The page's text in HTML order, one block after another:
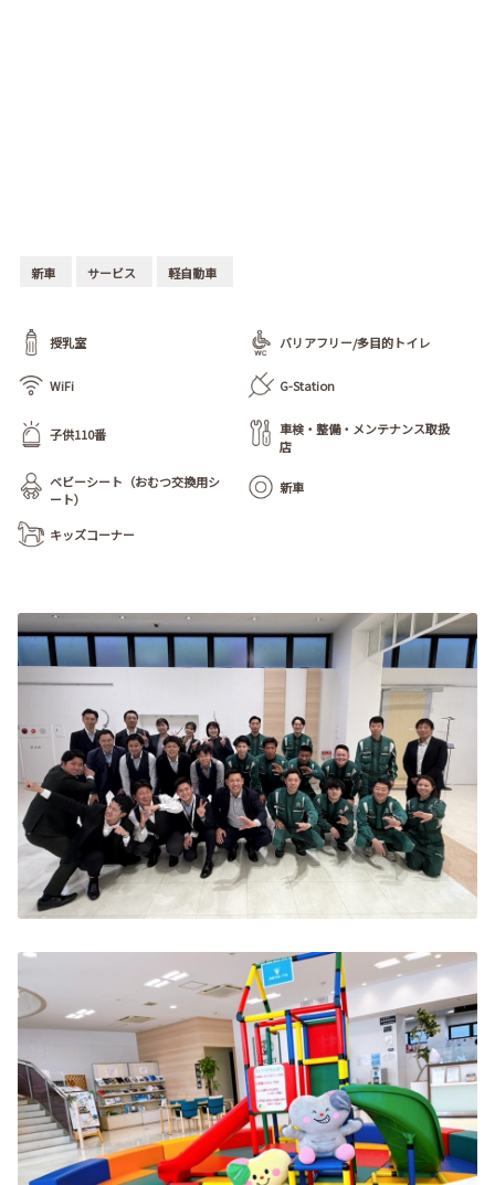
新車 サービス 軽自動車
授乳室 バリアフリー/多目的トイレ
WiFi G-Station
子供110番
車検・整備・メンテナンス取扱
店
ベビーシート（おむつ交換用シ
ート）
新車
キッズコーナー